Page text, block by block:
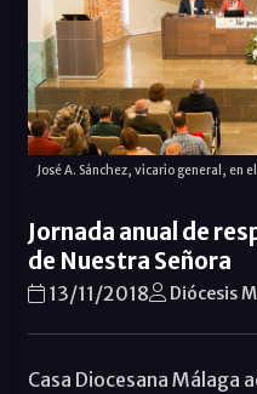
José A. Sánchez, vicario general, en
Jornada anual de
de Nuestra Señora
13/11/2018 Diócesis
Casa Diocesana Málaga